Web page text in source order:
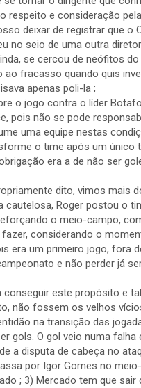
respeito e consideração
deixar de registrar que o
no seio de uma outra
se cercou de neófitos
ao fracasso quando quis
apenas poli-la ;
o jogo contra o líder
pois não se pode
uma equipe nestas
o time após um único
era a de não ser
dito, vimos mais
cautelosa, Roger postou o
o meio-campo,
considerando o
era um primeiro jogo, fora
e não perder já
conseguir este propósito e
não fossem os velhos
na transição das
gols. O gol veio numa falha
a disputa de cabeça no
por Igor Gomes no
; 3) Mercado tem que sair